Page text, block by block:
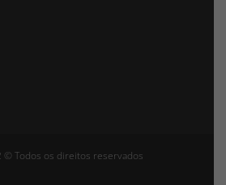
© Todos os direitos reservados